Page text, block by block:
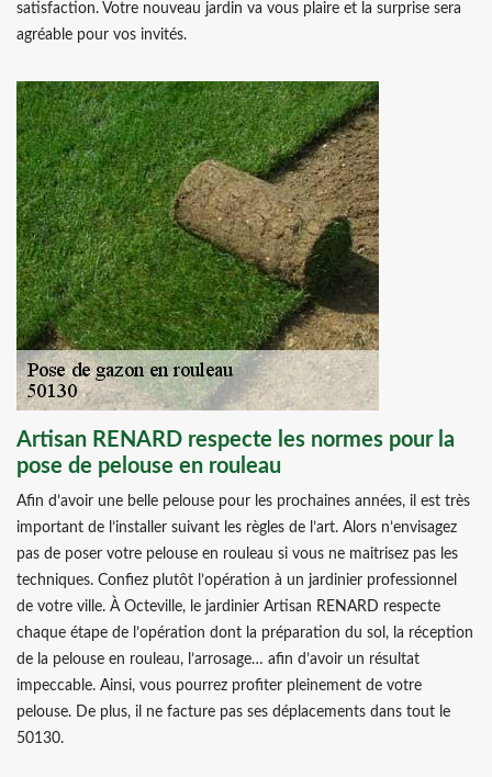
satisfaction. Votre nouveau jardin va vous plaire et la surprise sera
agréable pour vos invités.
Artisan RENARD respecte les normes pour la
pose de pelouse en rouleau
Afin d’avoir une belle pelouse pour les prochaines années, il est très
important de l’installer suivant les règles de l’art. Alors n’envisagez
pas de poser votre pelouse en rouleau si vous ne maitrisez pas les
techniques. Confiez plutôt l’opération à un jardinier professionnel
de votre ville. À Octeville, le jardinier Artisan RENARD respecte
chaque étape de l’opération dont la préparation du sol, la réception
de la pelouse en rouleau, l’arrosage… afin d’avoir un résultat
impeccable. Ainsi, vous pourrez profiter pleinement de votre
pelouse. De plus, il ne facture pas ses déplacements dans tout le
50130.